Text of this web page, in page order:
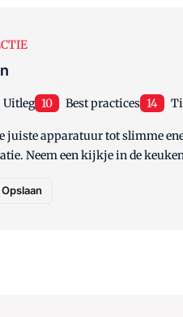
Uitleg 10 Best practices 14
juiste apparatuur tot slimme
Neem een kijkje in de
Opslaan